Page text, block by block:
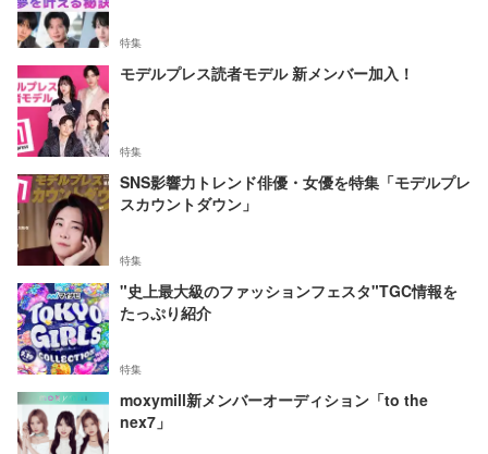
特集
モデルプレス読者モデル 新メンバー加入！
特集
SNS影響力トレンド俳優・女優を特集「モデルプレ
スカウントダウン」
特集
"史上最大級のファッションフェスタ"TGC情報を
たっぷり紹介
特集
moxymill新メンバーオーディション「to the
nex7」